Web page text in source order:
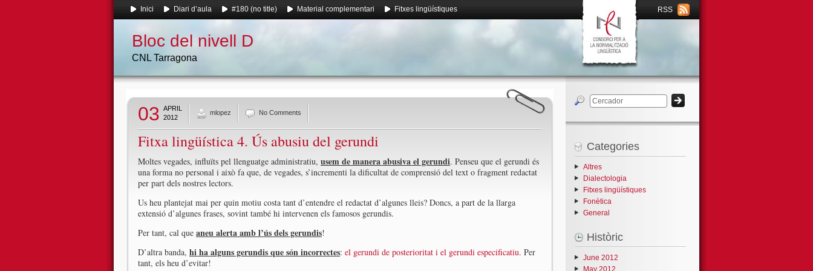
RSS
Inici Diari d’aula #180 (no title) Material complementari Fitxes lingüístiques
Bloc del nivell D
CNL Tarragona
03 APRIL
2012
mlopez No Comments
Fitxa lingüística 4. Ús abusiu del gerundi
Moltes vegades, influïts pel llenguatge administratiu, usem de manera abusiva el gerundi. Penseu que el gerundi és
una forma no personal i això fa que, de vegades, s’incrementi la dificultat de comprensió del text o fragment redactat
per part dels nostres lectors.
Us heu plantejat mai per quin motiu costa tant d’entendre el redactat d’algunes lleis? Doncs, a part de la llarga
extensió d’algunes frases, sovint també hi intervenen els famosos gerundis.
Per tant, cal que aneu alerta amb l’ús dels gerundis!
D’altra banda, hi ha alguns gerundis que són incorrectes: el gerundi de posterioritat i el gerundi especificatiu. Per
tant, els heu d’evitar!
Categories
Altres
Dialectologia
Fitxes lingüístiques
Fonètica
General
Històric
June 2012
May 2012